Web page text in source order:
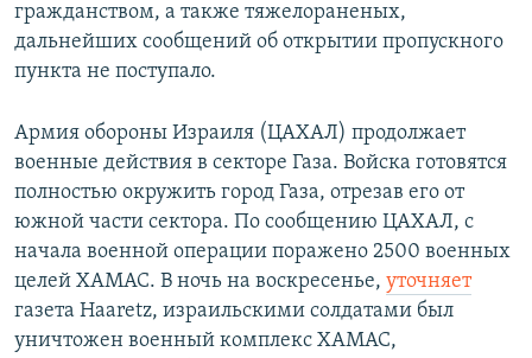
гражданством, а также тяжелораненых,
дальнейших сообщений об открытии пропускного
пункта не поступало.
Армия обороны Израиля (ЦАХАЛ) продолжает
военные действия в секторе Газа. Войска готовятся
полностью окружить город Газа, отрезав его от
южной части сектора. По сообщению ЦАХАЛ, с
начала военной операции поражено 2500 военных
целей ХАМАС. В ночь на воскресенье, уточняет
газета Haaretz, израильскими солдатами был
уничтожен военный комплекс ХАМАС,